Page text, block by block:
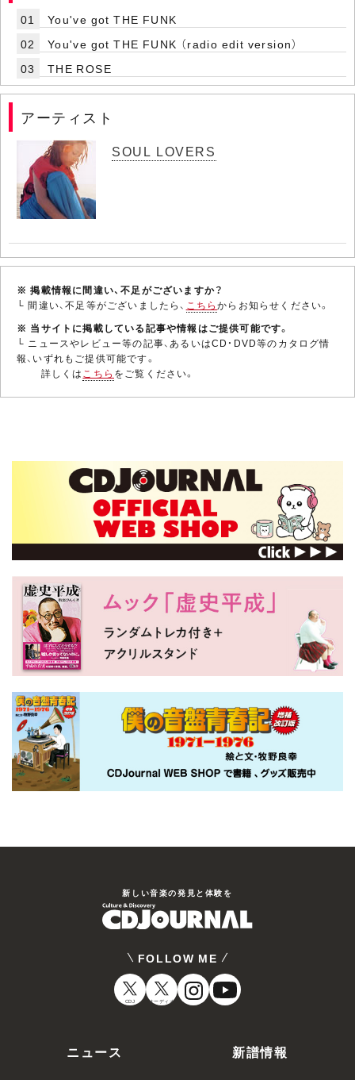
01
You've got THE FUNK
02
You've got THE FUNK （radio edit version）
03
THE ROSE
アーティスト
SOUL LOVERS
※ 掲載情報に間違い、不足がございますか？
└ 間違い、不足等がございましたら、 こちらからお知らせください。
※ 当サイトに掲載している記事や情報はご提供可能です。
└ ニュースやレビュー等の記事、あるいはCD・DVD等のカタログ情
報、いずれもご提供可能です。
詳しくはこちら をご覧ください。
新しい⾳楽の発⾒と体験を
FOLLOW ME
CDJ オーディオ
ニュース 新譜情報